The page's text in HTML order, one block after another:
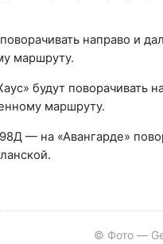
направо и
маршруту.
будут поворачивать
маршруту.
— на «Авангарде»
© Фото —